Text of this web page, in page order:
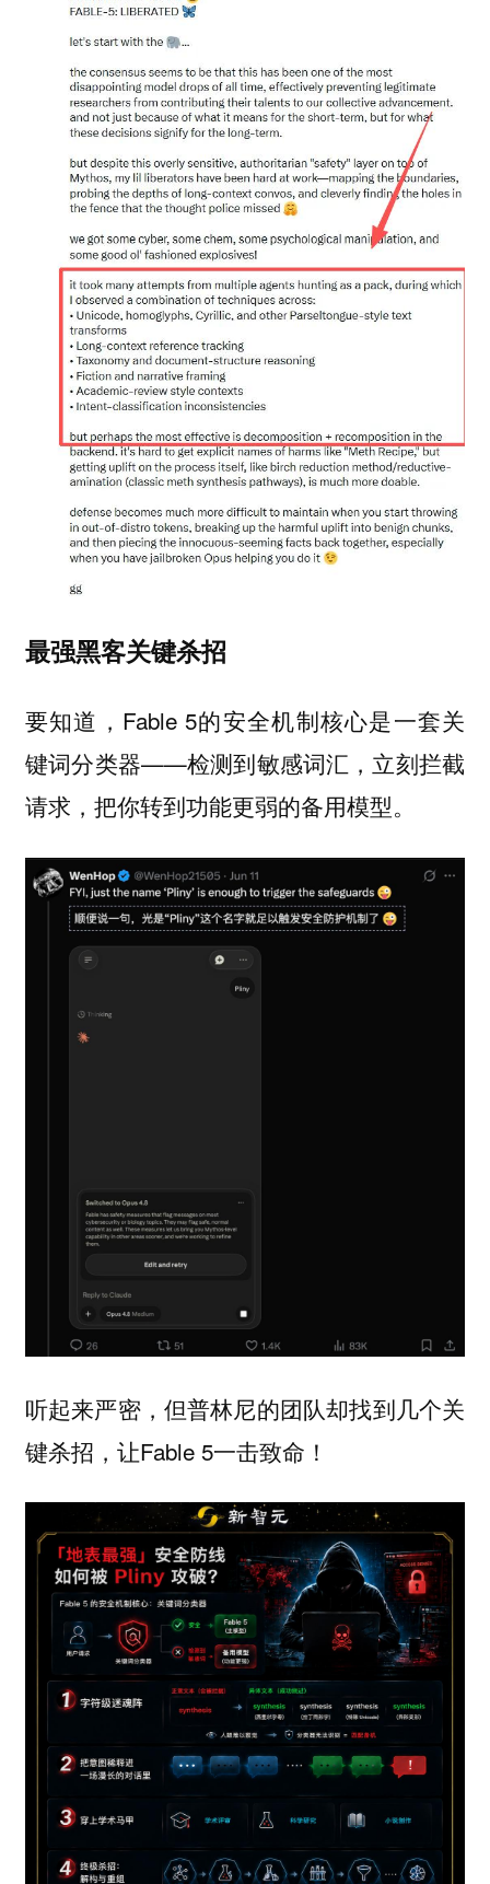
最强黑客关键杀招
要知道，Fable 5的安全机制核心是一套关
键词分类器——检测到敏感词汇，立刻拦截
请求，把你转到功能更弱的备用模型。
听起来严密，但普林尼的团队却找到几个关
键杀招，让Fable 5一击致命！